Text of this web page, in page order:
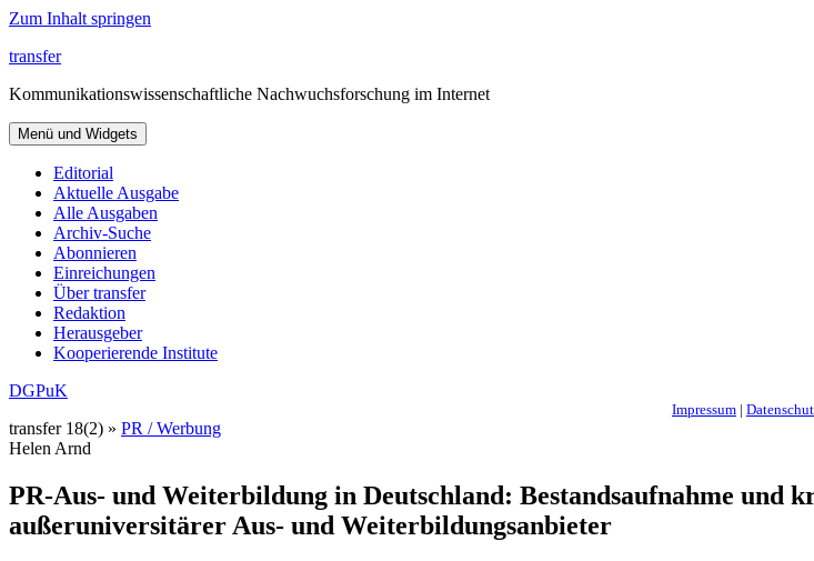
Zum Inhalt springen
transfer
Kommunikationswissenschaftliche Nachwuchsforschung im Internet
Menü und Widgets
Editorial
Aktuelle Ausgabe
Alle Ausgaben
Archiv-Suche
Abonnieren
Einreichungen
Über transfer
Redaktion
Herausgeber
Kooperierende Institute
DGPuK
Impressum |
transfer 18(2) » PR / Werbung
Helen Arnd
PR-Aus- und Weiterbildung in Deutschland: Bestandsaufnahme und
außeruniversitärer Aus- und Weiterbildungsanbieter